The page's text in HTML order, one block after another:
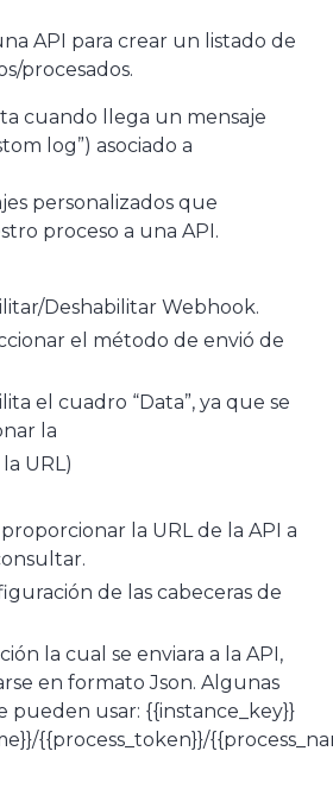
API para crear un listado de
procesados.
cuando llega un mensaje
log”) asociado a
personalizados que
proceso a una API.
Deshabilitar Webhook.
el método de envió de
el cuadro “Data”, ya que se
la
URL)
proporcionar la URL de la API a
de las cabeceras de
la cual se enviara a la API,
en formato Json. Algunas
pueden usar: {{instance_key}}
{{process_token}}/